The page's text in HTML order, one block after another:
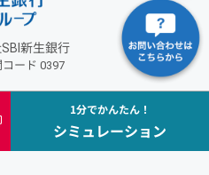
1分でかんたん！
シミュレーション
新生銀行
ード 0397
関東財務局長（登金）第10号 加入協
団法人金融先物取引業協会